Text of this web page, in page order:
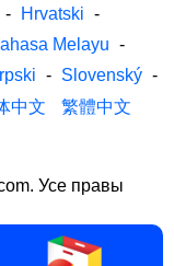
- Hrvatski -
Melayu -
- Slovenský -
中文
繁體中文
Усе правы